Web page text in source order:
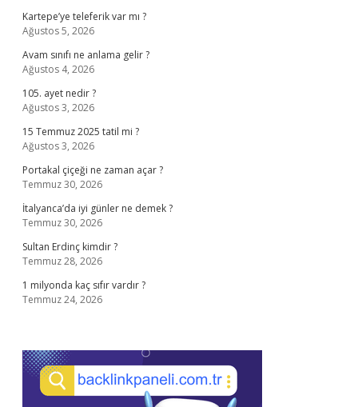
Kartepe’ye teleferik var mı ?
Ağustos 5, 2026
Avam sınıfı ne anlama gelir ?
Ağustos 4, 2026
105. ayet nedir ?
Ağustos 3, 2026
15 Temmuz 2025 tatil mi ?
Ağustos 3, 2026
Portakal çiçeği ne zaman açar ?
Temmuz 30, 2026
İtalyanca’da iyi günler ne demek ?
Temmuz 30, 2026
Sultan Erdinç kimdir ?
Temmuz 28, 2026
1 milyonda kaç sıfır vardır ?
Temmuz 24, 2026